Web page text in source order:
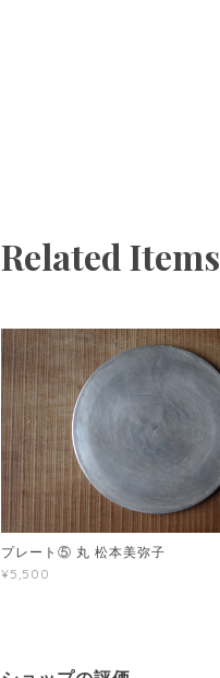
Related Items
プレート⑤ 丸 松本美弥子
¥5,500